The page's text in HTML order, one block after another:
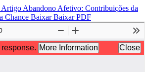
Artigo Abandono Afetivo: Contribuições da
Chance BaixarBaixar PDF